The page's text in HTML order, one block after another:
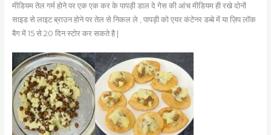
मीडियम तेल गर्म होने पर एक एक कर के पापड़ी डाल दे गेस की आंच मीडियम ही रखे दोनों
साइड से लाइट ब्राउन होने पर तेल से निकल ले , पापड़ी को एयर कंटेनर डब्बे में या ज़िप लॉक
बैग में 15 से 20 दिन स्टोर कर सकते है |